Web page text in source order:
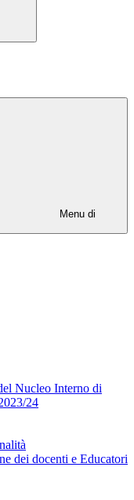
Menu di
Nucleo Interno di
24
dei docenti e Educatori